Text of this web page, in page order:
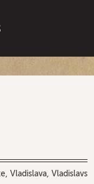
Vladislava, Vladislavs